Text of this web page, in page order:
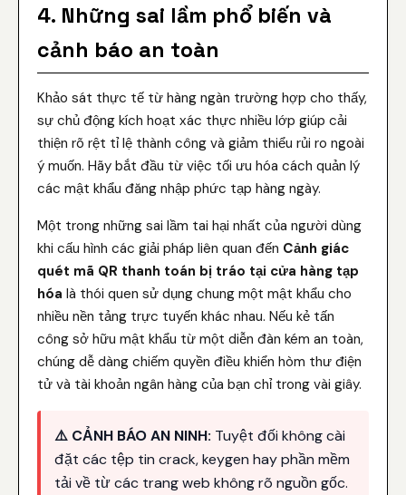
4. Những sai lầm phổ biến và
cảnh báo an toàn
Khảo sát thực tế từ hàng ngàn trường hợp cho thấy,
sự chủ động kích hoạt xác thực nhiều lớp giúp cải
thiện rõ rệt tỉ lệ thành công và giảm thiểu rủi ro ngoài
ý muốn. Hãy bắt đầu từ việc tối ưu hóa cách quản lý
các mật khẩu đăng nhập phức tạp hàng ngày.
Một trong những sai lầm tai hại nhất của người dùng
khi cấu hình các giải pháp liên quan đến Cảnh giác
quét mã QR thanh toán bị tráo tại cửa hàng tạp
hóa là thói quen sử dụng chung một mật khẩu cho
nhiều nền tảng trực tuyến khác nhau. Nếu kẻ tấn
công sở hữu mật khẩu từ một diễn đàn kém an toàn,
chúng dễ dàng chiếm quyền điều khiển hòm thư điện
tử và tài khoản ngân hàng của bạn chỉ trong vài giây.
⚠️ CẢNH BÁO AN NINH: Tuyệt đối không cài
đặt các tệp tin crack, keygen hay phần mềm
tải về từ các trang web không rõ nguồn gốc.